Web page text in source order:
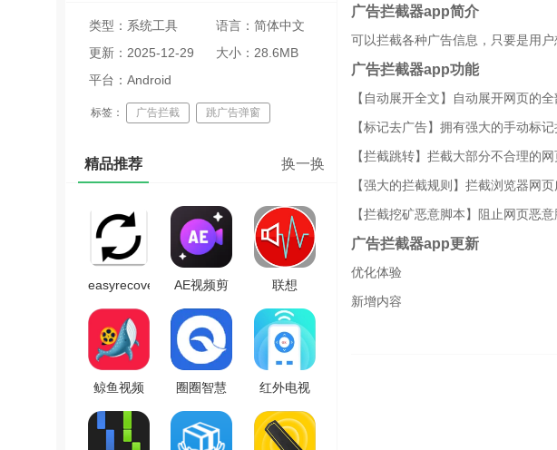
类型：系统工具
语言：简体中文
更新：2025-12-29
11:35:01
大小：28.6MB
平台：Android
标签： 广告拦截 跳广告弹窗
精品推荐 换一换
easyrecovery
安卓直装
版 V1.8.4
AE视频剪
辑原版
V1.4.5
联想
lenovopcdiagnostics
安卓免费
版 V7.2.3
鲸鱼视频
官方最新
版 V1.10
圈圈智慧
水电官方
版
红外电视
遥控器通
用软件安
广告拦截器app简介
可以拦截各种广告信息，只要是用
广告拦截器app功能
【自动展开全文】自动展开网页的
【标记去广告】拥有强大的手动标
【拦截跳转】拦截大部分不合理的网
【强大的拦截规则】拦截浏览器网
【拦截挖矿恶意脚本】阻止网页恶
广告拦截器app更新
优化体验
新增内容